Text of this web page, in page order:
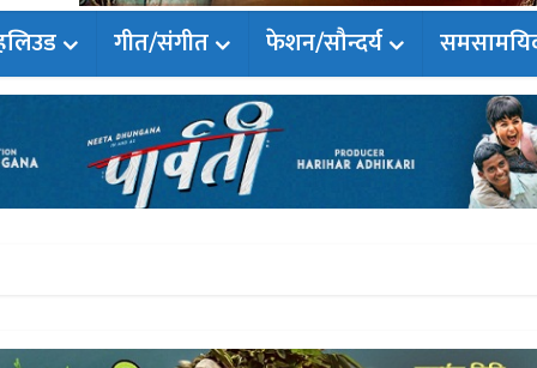
गीत/संगीत फेशन/सौन्दर्य